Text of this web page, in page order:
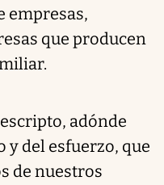
empresas,
que producen
adónde
y del esfuerzo, que
de nuestros